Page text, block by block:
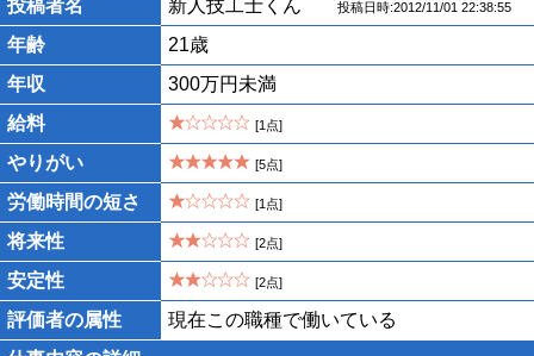
投稿者名
新人技工士くん 投稿日時:2012/11/01 22:38:55
年齢
21歳
年収
300万円未満
給料
[1点]
やりがい [5点]
労働時間の短さ [1点]
将来性 [2点]
安定性 [2点]
評価者の属性
現在この職種で働いている